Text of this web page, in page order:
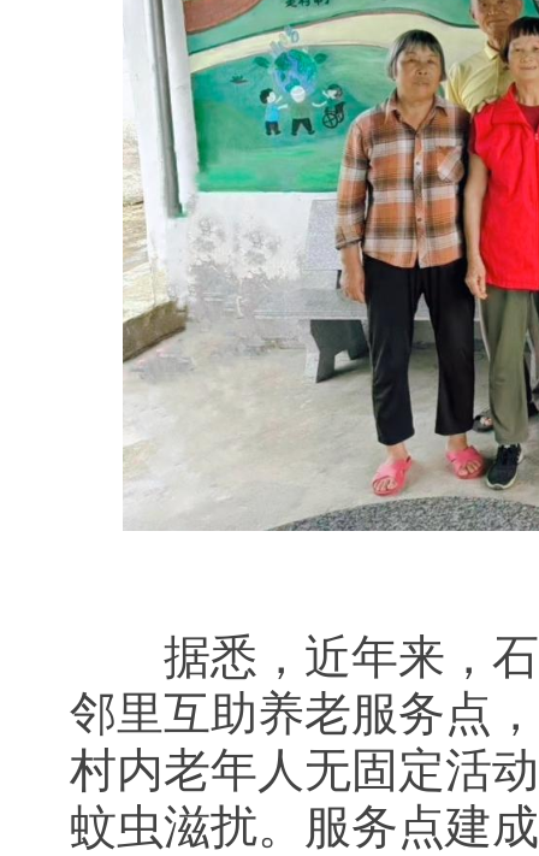
据悉，近年来，石
邻里互助养老服务点
村内老年人无固定活
蚊虫滋扰。服务点建